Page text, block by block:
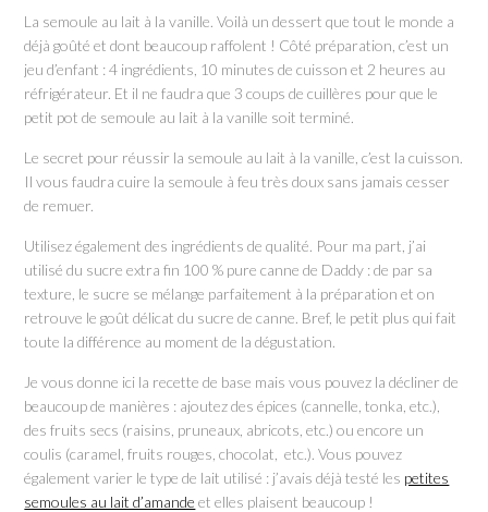
La semoule au lait à la vanille. Voilà un dessert que tout le monde a
déjà goûté et dont beaucoup raffolent ! Côté préparation, c’est un
jeu d’enfant : 4 ingrédients, 10 minutes de cuisson et 2 heures au
réfrigérateur. Et il ne faudra que 3 coups de cuillères pour que le
petit pot de semoule au lait à la vanille soit terminé.
Le secret pour réussir la semoule au lait à la vanille, c’est la cuisson.
Il vous faudra cuire la semoule à feu très doux sans jamais cesser
de remuer.
Utilisez également des ingrédients de qualité. Pour ma part, j’ai
utilisé du sucre extra fin 100 % pure canne de Daddy : de par sa
texture, le sucre se mélange parfaitement à la préparation et on
retrouve le goût délicat du sucre de canne. Bref, le petit plus qui fait
toute la différence au moment de la dégustation.
Je vous donne ici la recette de base mais vous pouvez la décliner de
beaucoup de manières : ajoutez des épices (cannelle, tonka, etc.),
des fruits secs (raisins, pruneaux, abricots, etc.) ou encore un
coulis (caramel, fruits rouges, chocolat, etc.). Vous pouvez
également varier le type de lait utilisé : j’avais déjà testé les petites
semoules au lait d’amande et elles plaisent beaucoup !